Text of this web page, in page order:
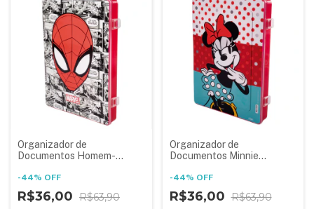
Organizador de
Documentos Homem-
-44% OFF
R$36,00 R$63,90
Organizador de
Documentos Minnie
-44% OFF
R$36,00 R$63,90